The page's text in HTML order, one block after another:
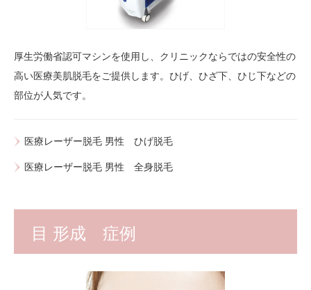
厚生労働省認可マシンを使用し、クリニックならではの安全性の
高い医療美肌脱毛をご提供します。ひげ、ひざ下、ひじ下などの
部位が人気です。
医療レーザー脱毛 男性 ひげ脱毛
医療レーザー脱毛 男性 全身脱毛
目 形成 症例